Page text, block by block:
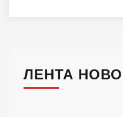
ЛЕНТА